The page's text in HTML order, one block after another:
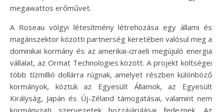
megawattos erőművet.
A Roseau völgyi létesítmény létrehozása egy állami és
magánszektor közötti partnerség keretében valósul meg a
dominikai kormány és az amerikai-izraeli megújuló energia
vállalat, az Ormat Technologies között. A projekt költségei
több tízmillió dollárra rúgnak, amelyet részben különböző
kormányok, köztük az Egyesült Államok, az Egyesült
Királyság, Japán és Új-Zéland támogatásai, valamint nem
kormányzati szervezetek hozzájárulásai fedeznek. Az